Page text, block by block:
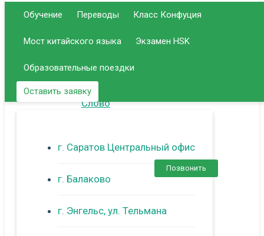
Позвонить
г. Саратов Центральный офис
г. Балаково
г. Энгельс, ул. Тельмана
Обучение Переводы Класс Конфуция
Мост китайского языка Экзамен HSK
Образовательные поездки
Оставить заявку